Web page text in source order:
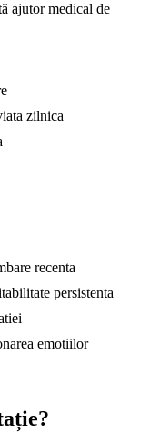
ajutor medical de
zilnica
recenta
persistenta
emotiilor